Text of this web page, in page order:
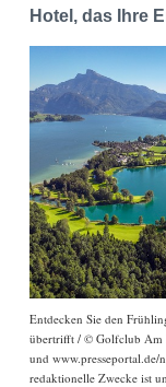
Hotel, das Ihre
Entdecken Sie den
übertrifft / © Golfclub Am
und
redaktionelle Zwecke ist